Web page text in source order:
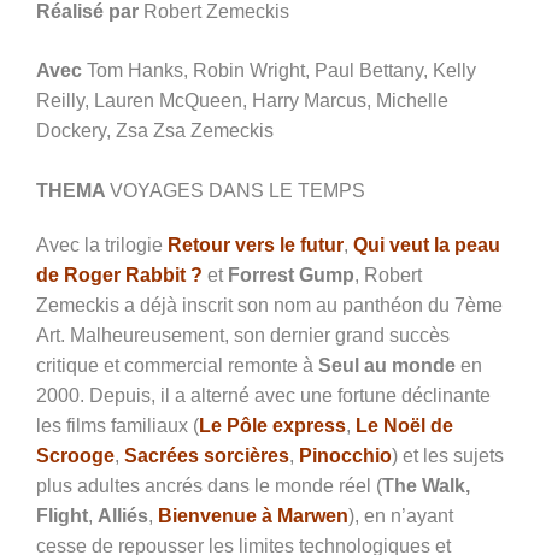
Réalisé par Robert Zemeckis
Avec Tom Hanks, Robin Wright, Paul Bettany, Kelly
Reilly, Lauren McQueen, Harry Marcus, Michelle
Dockery, Zsa Zsa Zemeckis
THEMA VOYAGES DANS LE TEMPS
Avec la trilogie Retour vers le futur, Qui veut la peau
de Roger Rabbit ? et Forrest Gump, Robert
Zemeckis a déjà inscrit son nom au panthéon du 7ème
Art. Malheureusement, son dernier grand succès
critique et commercial remonte à Seul au monde en
2000. Depuis, il a alterné avec une fortune déclinante
les films familiaux (Le Pôle express, Le Noë l de
Scrooge, Sacrées sorcières, Pinocchio) et les sujets
plus adultes ancrés dans le monde réel (The Walk,
Flight, Alliés, Bienvenue à Marwen), en n’ayant
cesse de repousser les limites technologiques et